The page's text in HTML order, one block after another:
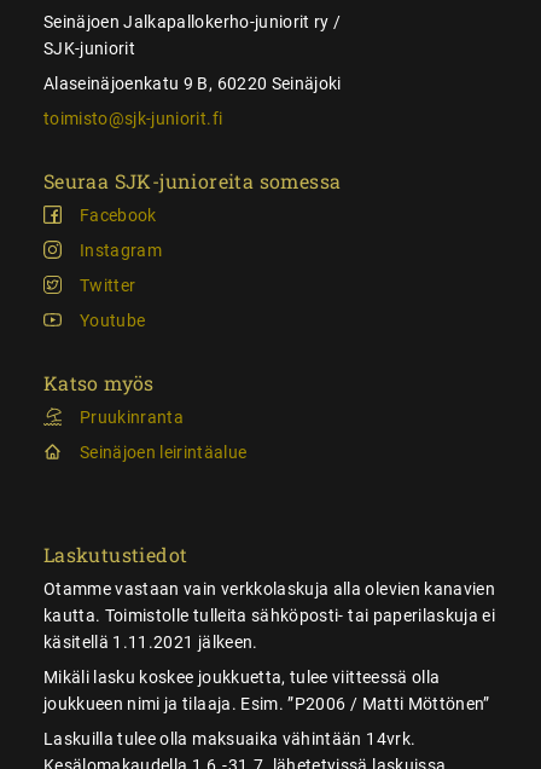
Seinäjoen Jalkapallokerho-juniorit ry /
SJK-juniorit
Alaseinäjoenkatu 9 B, 60220 Seinäjoki
toimisto@sjk-juniorit.fi
Seuraa SJK-junioreita somessa
Facebook
Instagram
Twitter
Youtube
Katso myös
Pruukinranta
Seinäjoen leirintäalue
Laskutustiedot
Otamme vastaan vain verkkolaskuja alla olevien kanavien
kautta. Toimistolle tulleita sähköposti- tai paperilaskuja ei
käsitellä 1.11.2021 jälkeen.
Mikäli lasku koskee joukkuetta, tulee viitteessä olla
joukkueen nimi ja tilaaja. Esim. ”P2006 / Matti Möttönen”
Laskuilla tulee olla maksuaika vähintään 14vrk.
Kesälomakaudella 1.6.-31.7. lähetetyissä laskuissa